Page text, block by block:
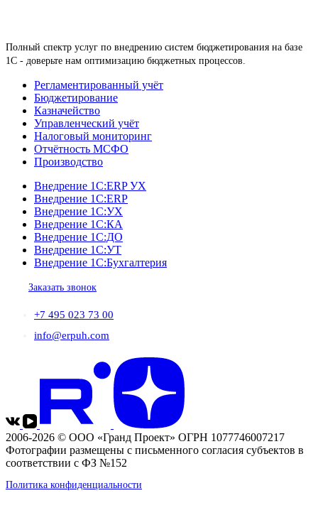
Полный спектр услуг по внедрению систем бюджетирования на базе
1С - доверьте нам оптимизацию бюджетных процессов.
Регламентированный учёт
Бюджетирование
Казначейство
Управленческий учёт
Налоговый мониторинг
Отчётность МСФО
Производство
Внедрение 1С:ERP УХ
Внедрение 1С:ERP
Внедрение 1С:УХ
Внедрение 1С:КА
Внедрение 1С:ДО
Внедрение 1С:УТ
Внедрение 1С:Бухгалтерия
Заказать звонок
+7 495 023 73 00
info@erpuh.com
2006-2026 © ООО «Гранд Проект» ОГРН 1077746007217
Фотографии размещены с письменного согласия субъектов в
соответствии с ФЗ №152
Политика конфиденциальности